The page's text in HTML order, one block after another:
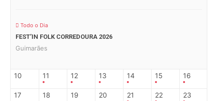
Todo o Dia
FEST’IN FOLK CORREDOURA 2026
Guimarães
10 11 12 13 14 15 16
17 18 19 20 21 22 23